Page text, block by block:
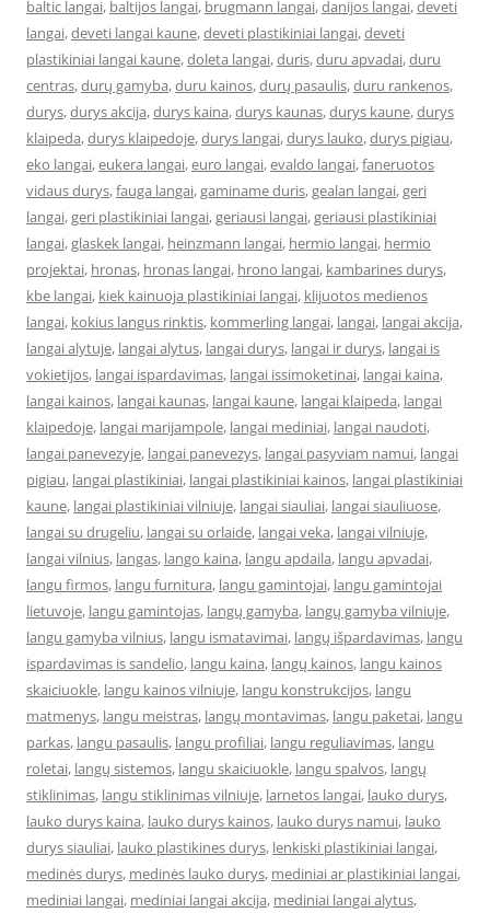
baltic langai, baltijos langai, brugmann langai,danijos langai,deveti
langai,deveti langai kaune,deveti plastikiniai langai,deveti
plastikiniai langai kaune,doleta langai,duris,duru apvadai,duru
centras,durų gamyba,duru kainos,durų pasaulis,duru rankenos,
durys,durys akcija,durys kaina,durys kaunas,durys kaune,durys
klaipeda,durys klaipedoje,durys langai,durys lauko,durys pigiau,
eko langai,eukera langai,euro langai,evaldo langai,faneruotos
vidaus durys,fauga langai,gaminame duris,gealan langai,geri
langai,geri plastikiniai langai,geriausi langai,geriausi plastikiniai
langai,glaskek langai, heinzmann langai, hermio langai, hermio
projektai, hronas, hronas langai, hrono langai, kambarines durys,
kbe langai, kiek kainuoja plastikiniai langai, klijuotos medienos
langai, kokius langus rinktis, kommerling langai, langai, langai akcija,
langai alytuje, langai alytus, langai durys, langai ir durys, langai is
vokietijos, langai ispardavimas, langai issimoketinai, langai kaina,
langai kainos, langai kaunas, langai kaune, langai klaipeda, langai
klaipedoje, langai marijampole, langai mediniai, langai naudoti,
langai panevezyje, langai panevezys, langai pasyviam namui, langai
pigiau, langai plastikiniai, langai plastikiniai kainos, langai plastikiniai
kaune, langai plastikiniai vilniuje, langai siauliai, langai siauliuose,
langai su drugeliu, langai su orlaide, langai veka, langai vilniuje,
langai vilnius, langas, lango kaina, langu apdaila, langu apvadai,
langu firmos, langu furnitura, langu gamintojai, langu gamintojai
lietuvoje, langu gamintojas, langų gamyba, langų gamyba vilniuje,
langu gamyba vilnius, langu ismatavimai, langų išpardavimas, langu
ispardavimas is sandelio, langu kaina, langų kainos, langu kainos
skaiciuokle, langu kainos vilniuje, langu konstrukcijos, langu
matmenys, langu meistras, langų montavimas, langu paketai, langu
parkas, langu pasaulis, langu profiliai, langu reguliavimas, langu
roletai, langų sistemos, langu skaiciuokle, langu spalvos, langų
stiklinimas, langu stiklinimas vilniuje, larnetos langai, lauko durys,
lauko durys kaina, lauko durys kainos, lauko durys namui, lauko
durys siauliai, lauko plastikines durys, lenkiski plastikiniai langai,
medinės durys, medinės lauko durys, mediniai ar plastikiniai langai,
mediniai langai, mediniai langai akcija, mediniai langai alytus,